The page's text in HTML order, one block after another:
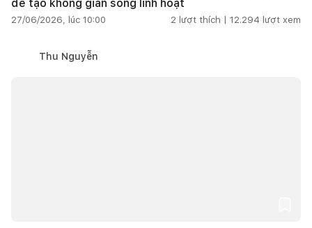
để tạo không gian sống linh hoạt
27/06/2026, lúc 10:00 2 lượt thích | 12.294 lượt xem
Thu Nguyễn